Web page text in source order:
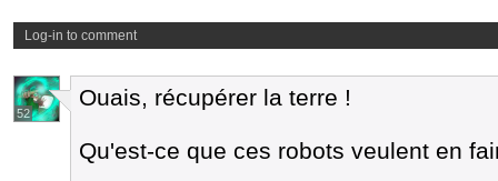
Log-in to comment
52
Ouais, récupérer la terre !
Qu'est-ce que ces robots veulent en